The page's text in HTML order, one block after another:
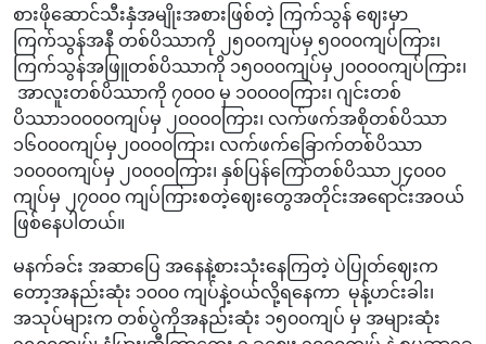
စားဖိုဆောင်သီးနှံအမျိုးအစားဖြစ်တဲ့ ကြက်သွန် ဈေးမှာ
ကြက်သွန်အနီ တစ်ပိဿာကို ၂၅၀၀ကျပ်မှ ၅၀၀၀ကျပ်ကြား၊
ကြက်သွန်အဖြူတစ်ပိဿာကို ၁၅၀၀၀ကျပ်မှ၂၀၀၀၀ကျပ်ကြား၊
အာလူးတစ်ပိဿာကို ၇၀၀၀ မှ ၁၀၀၀၀ကြား၊ ဂျင်းတစ်
ပိဿာ၁၀‌၀၀၀ကျပ်မှ ၂၀၀၀၀ကြား၊ လက်ဖက်အစိုတစ်ပိဿာ
၁၆၀၀၀ကျပ်မှ၂၀၀၀၀ကြား၊ လက်ဖက်ခြောက်တစ်ပိဿာ
၁၀၀၀၀ကျပ်မှ ၂၀၀၀၀ကြား၊ နှစ်ပြန်ကြော်တစ်ပိဿာ၂၄၀၀၀
ကျပ်မှ ၂၇၀၀၀ ကျပ်ကြားစတဲ့ဈေးတွေအတိုင်းအရောင်းအဝယ်
ဖြစ်နေပါတယ်။
မနက်ခင်း အဆာပြေ အနေနဲ့စားသုံးနေကြတဲ့ ပဲပြုတ်ဈေးက‌
တော့အနည်းဆုံး ၁၀၀၀ ကျပ်နဲ့ဝယ်လို့ရနေကာ မုန့်ဟင်းခါး၊
အသုပ်များက တစ်ပွဲကိုအနည်းဆုံး ၁၅၀၀ကျပ် မှ အများဆုံး